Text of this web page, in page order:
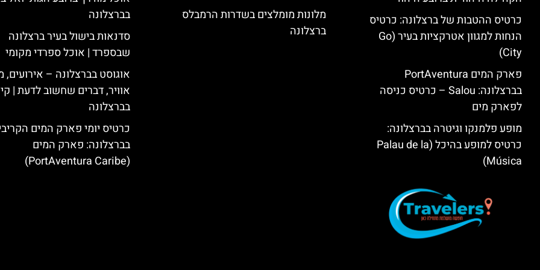
כרטיס ההטבות של ברצלונה: כרטיס
הנחות למגוון אטרקציות בעיר (Go
City)
פארק המים PortAventura
בברצלונה: Salou – כרטיס כניסה
לפארק מים
מופע פלמנקו וגיטרה בברצלונה:
כרטיס למופע בהיכל (Palau de la
Música)
מלונות מומלצים בשדרות הרמבלס
ברצלונה
בברצלונה
סדנאות בישול בעיר ברצלונה
שבספרד | אוכל ספרדי מקומי
אוגוסט בברצלונה – אירועים,
אוויר, דברים שחשוב לדעת |
בברצלונה
כרטיס יומי פארק המים
בברצלונה: פארק המים
(PortAventura Caribe)